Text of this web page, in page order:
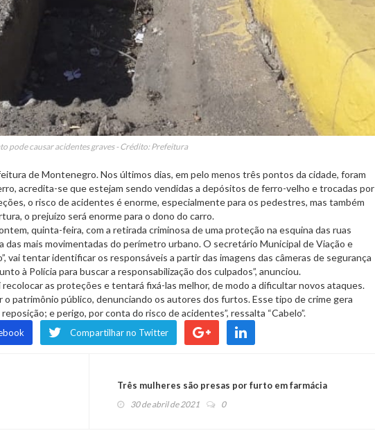
pode causar acidentes graves - Crédito: Prefeitura
de Montenegro. Nos últimos dias, em pelo menos três pontos da cidade, foram
acredita-se que estejam sendo vendidas a depósitos de ferro-velho e trocadas por
o risco de acidentes é enorme, especialmente para os pedestres, mas também
o prejuízo será enorme para o dono do carro.
quinta-feira, com a retirada criminosa de uma proteção na esquina das ruas
das mais movimentadas do perímetro urbano. O secretário Municipal de Viação e
vai tentar identificar os responsáveis a partir das imagens das câmeras de segurança
à Polícia para buscar a responsabilização dos culpados”, anunciou.
as proteções e tentará fixá-las melhor, de modo a dificultar novos ataques.
o patrimônio público, denunciando os autores dos furtos. Esse tipo de crime gera
e perigo, por conta do risco de acidentes”, ressalta “Cabelo”.
Compartilhar no Twitter
Três mulheres são presas por furto em farmácia
30 de abril de 2021 0